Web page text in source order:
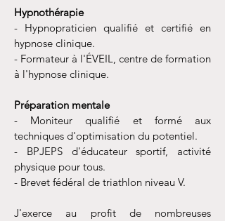
Hypnothérapie
- Hypnopraticien qualifié et certifié en
hypnose clinique.
- Formateur à l'ÉVEIL, centre de formation
à l'hypnose clinique.
Préparation mentale
- Moniteur qualifié et formé aux
techniques d'optimisation du potentiel.
- BPJEPS d'éducateur sportif, activité
physique pour tous.
- Brevet fédéral de triathlon niveau V.
J'exerce au profit de nombreuses